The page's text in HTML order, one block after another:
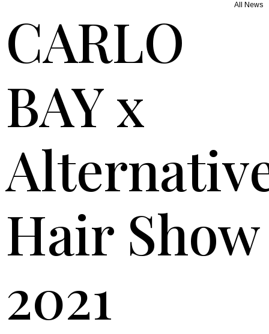
All News
CARLO
BAY x
Hair Show
2021